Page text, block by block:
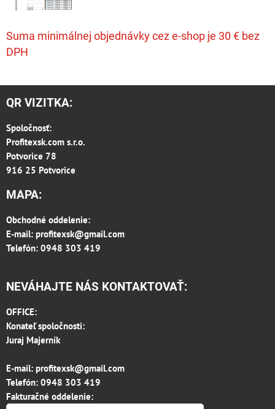
Suma minimálnej objednávky cez e-shop je 30 € bez
DPH
QR VIZITKA:
Spoločnosť:
Profitexsk.com s.r.o.
Potvorice 78
916 25 Potvorice
MAPA:
Obchodné oddelenie:
E-mail: profitexsk@gmail.com
Telefón: 0948 303 419
NEVÁHAJTE NÁS KONTAKTOVAŤ:
OFFICE:
Konateľ spoločnosti:
Juraj Majerník
E-mail: profitexsk@gmail.com
Telefón: 0948 303 419
Fakturačné oddelenie: